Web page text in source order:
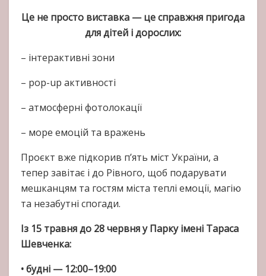
Це не просто виставка — це справжня пригода
для дітей і дорослих:
– інтерактивні зони
– pop-up активності
– атмосферні фотолокації
– море емоцій та вражень
Проєкт вже підкорив п’ять міст України, а
тепер завітає і до Рівного, щоб подарувати
мешканцям та гостям міста теплі емоції, магію
та незабутні спогади.
Із 15 травня до 28 червня у Парку імені Тараса
Шевченка:
• будні — 12:00–19:00